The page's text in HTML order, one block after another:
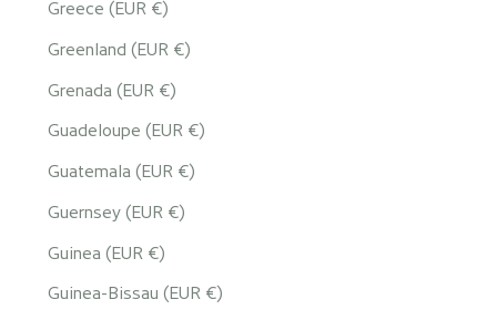
Greece (EUR €)
Greenland (EUR €)
Grenada (EUR €)
Guadeloupe (EUR €)
Guatemala (EUR €)
Guernsey (EUR €)
Guinea (EUR €)
Guinea-Bissau (EUR €)